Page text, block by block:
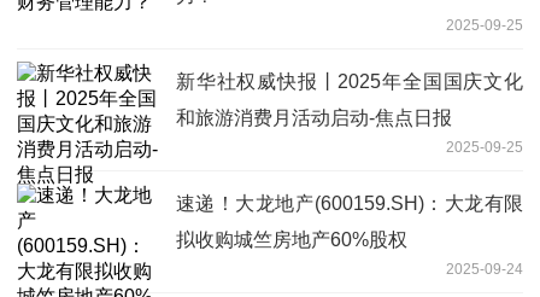
2025-09-25
新华社权威快报丨2025年全国国庆文化
和旅游消费月活动启动-焦点日报
2025-09-25
速递！大龙地产(600159.SH)：大龙有限
拟收购城竺房地产60%股权
2025-09-24